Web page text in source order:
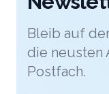
Bleib auf
die neusten
Postfach.